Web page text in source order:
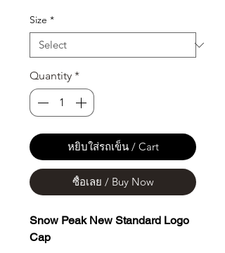
Size *
Quantity *
หยิบใส่รถเข็น / Cart
ซื้อเลย / Buy Now
Snow Peak New Standard Logo
Cap